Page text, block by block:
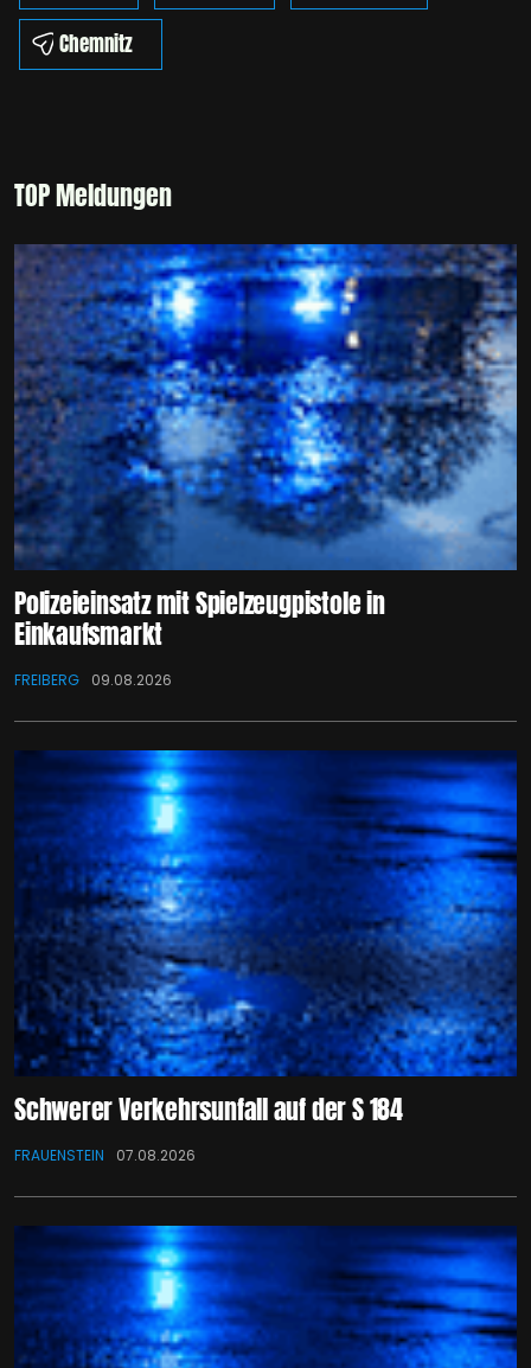
Chemnitz
TOP Meldungen
Polizeieinsatz mit Spielzeugpistole in
Einkaufsmarkt
FREIBERG 09.08.2026
Schwerer Verkehrsunfall auf der S 184
FRAUENSTEIN 07.08.2026